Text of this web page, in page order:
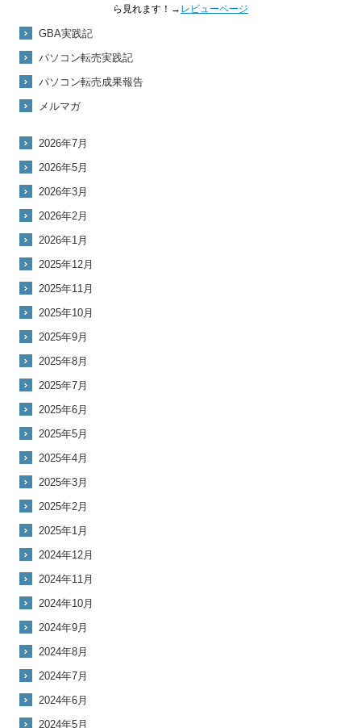
ら見れます！→ レビューページ
GBA実践記
パソコン転売実践記
パソコン転売成果報告
メルマガ
2026年7月
2026年5月
2026年3月
2026年2月
2026年1月
2025年12月
2025年11月
2025年10月
2025年9月
2025年8月
2025年7月
2025年6月
2025年5月
2025年4月
2025年3月
2025年2月
2025年1月
2024年12月
2024年11月
2024年10月
2024年9月
2024年8月
2024年7月
2024年6月
2024年5月